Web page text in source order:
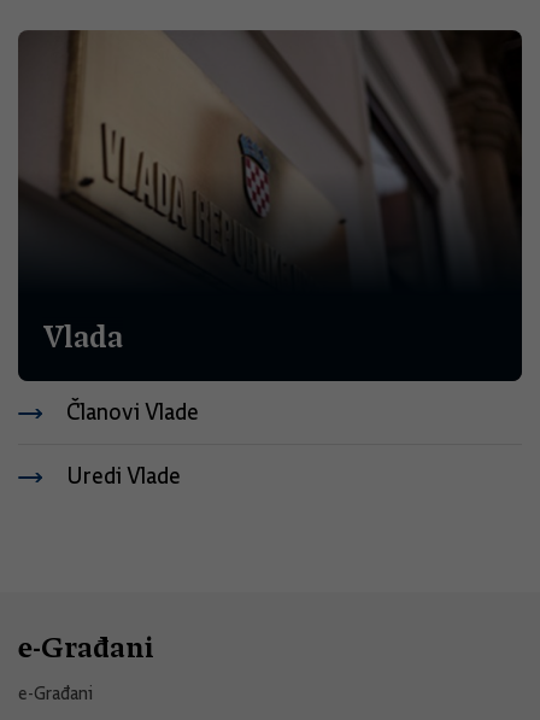
Vlada
Članovi Vlade
Uredi Vlade
e-Građani
e-Građani